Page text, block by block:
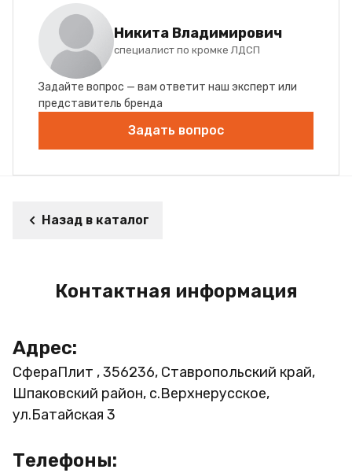
Никита Владимирович
специалист по кромке ЛДСП
Задайте вопрос — вам ответит наш эксперт или
представитель бренда
Задать вопрос
Назад в каталог
Контактная информация
Адрес:
СфераПлит , 356236, Ставропольский край,
Шпаковский район, с.Верхнерусское,
ул.Батайская 3
Телефоны: